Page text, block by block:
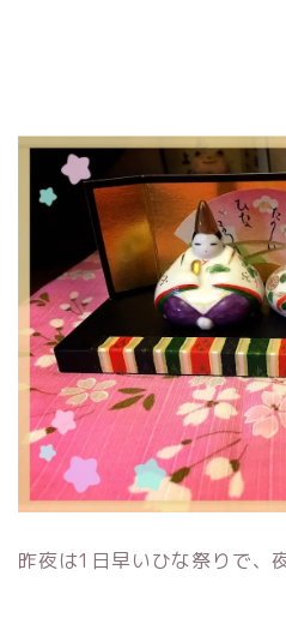
昨夜は1日早いひな祭りで、